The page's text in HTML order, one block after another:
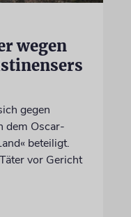
wegen
gegen
dem Oscar-
beteiligt.
vor Gericht